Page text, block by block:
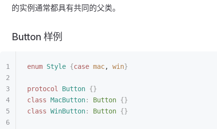
的实例通常都具有共同的父类。
Button 样例
enum Style {case mac, win}
protocol Button {}
class MacButton: Button {}
class WinButton: Button {}